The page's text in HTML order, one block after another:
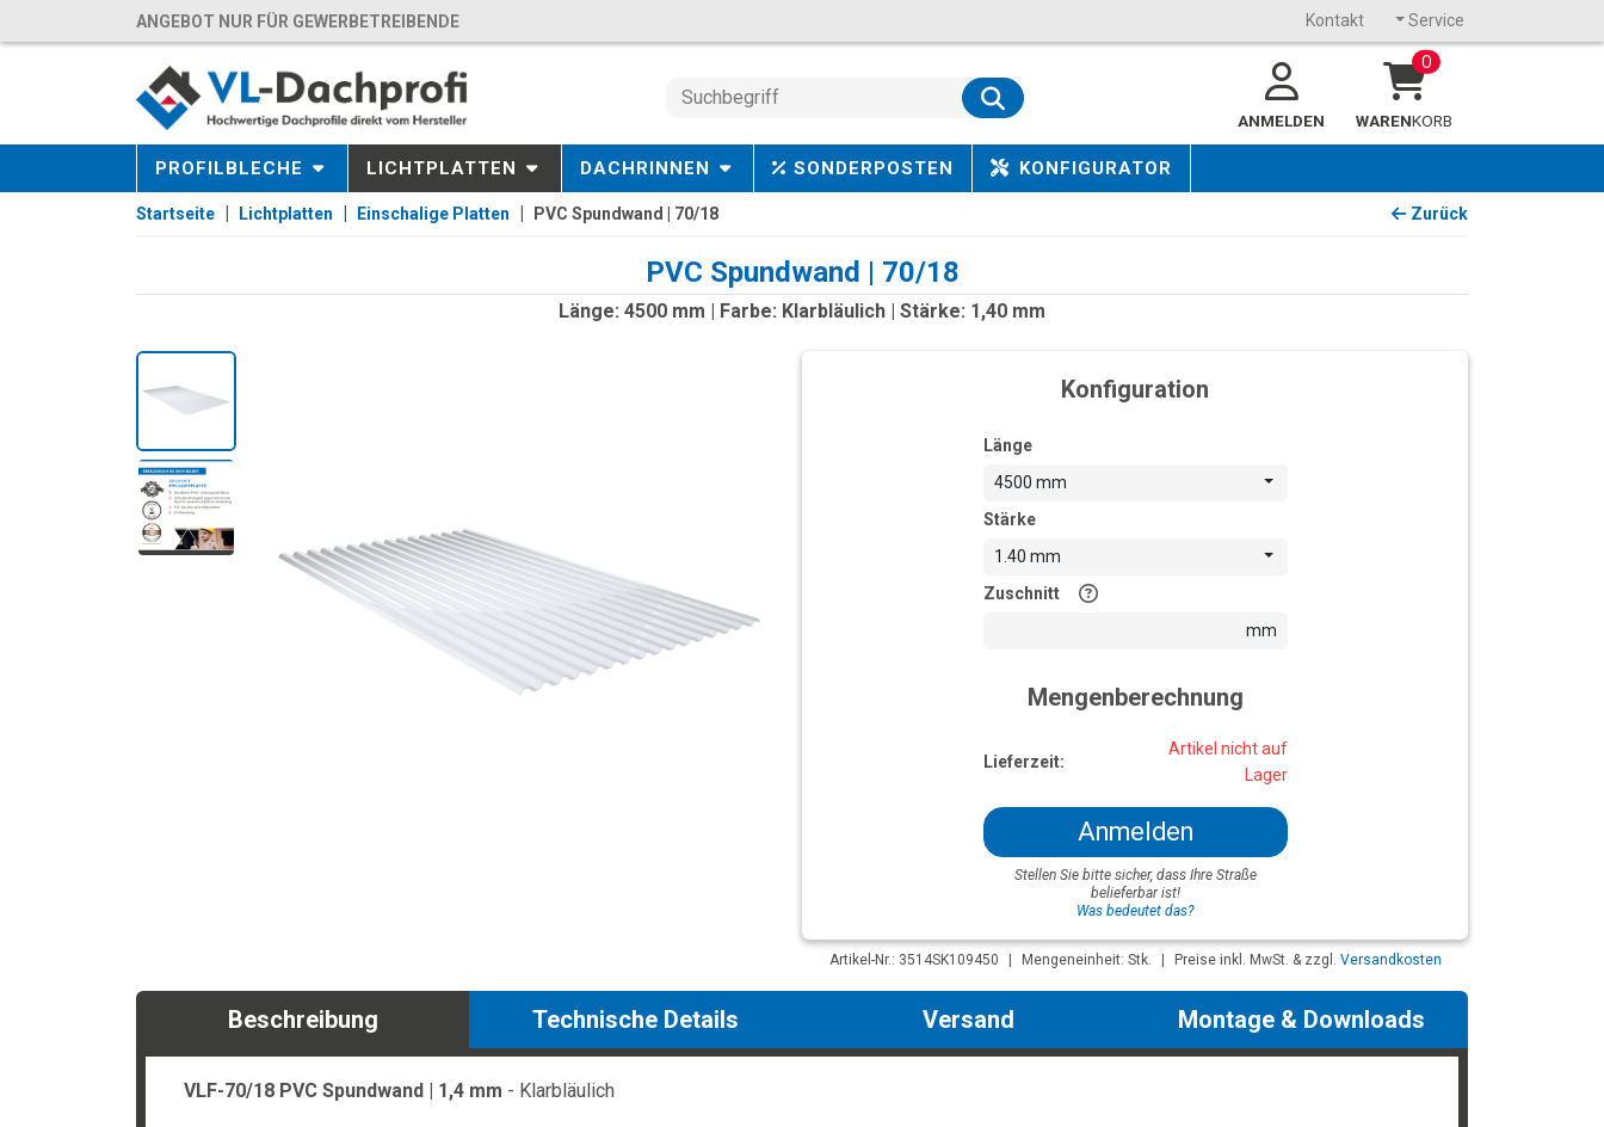
ANGEBOT NUR FÜR GEWERBETREIBENDE Kontakt Service
ANMELDEN
0
WARENKORB
PROFILBLECHE LICHTPLATTEN DACHRINNEN SONDERPOSTEN KONFIGURATOR
Startseite Lichtplatten Einschalige Platten PVC Spundwand | 70/18 Zurück
PVC Spundwand | 70/18
Länge: 4500 mm | Farbe: Klarbläulich | Stärke: 1,40 mm
Konfiguration
Länge
4500 mm
Stärke
1.40 mm
Zuschnitt
mm
Mengenberechnung
Lieferzeit:
Artikel nicht auf
Lager
Anmelden
Stellen Sie bitte sicher, dass Ihre Straße
belieferbar ist!
Was bedeutet das?
Artikel-Nr.: 3514SK109450 Mengeneinheit: Stk. Preise inkl. MwSt. & zzgl. Versandkosten
Beschreibung Technische Details Versand Montage & Downloads
VLF-70/18 PVC Spundwand | 1,4 mm - Klarbläulich